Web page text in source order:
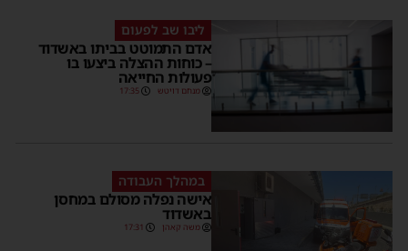
ליבו שב לפעום
אדם התמוטט בביתו באשדוד
– כוחות ההצלה ביצעו בו
פעולות החייאה
מנחם דויטש 17:35
במהלך העבודה
אישה נפלה מסולם במחסן
באשדוד
משה קאהן 17:31